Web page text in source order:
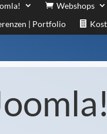
Webshops
| Portfolio